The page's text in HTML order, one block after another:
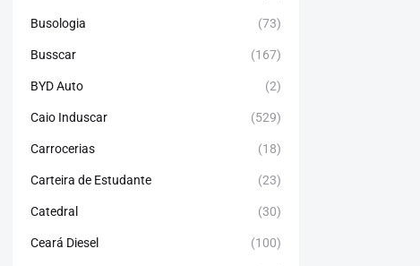
Busologia (73)
Busscar (167)
BYD Auto (2)
Caio Induscar (529)
Carrocerias (18)
Carteira de Estudante (23)
Catedral (30)
Ceará Diesel (100)